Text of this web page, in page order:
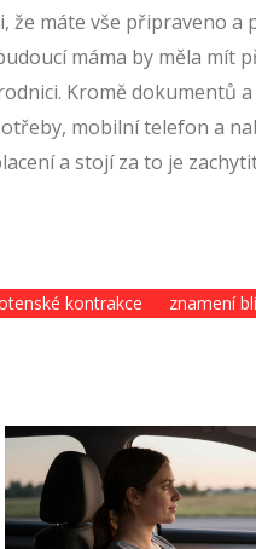
že máte vše připraveno
máma by měla mít
Kromě dokumentů
mobilní telefon a
a stojí za to je
kontrakce znamení